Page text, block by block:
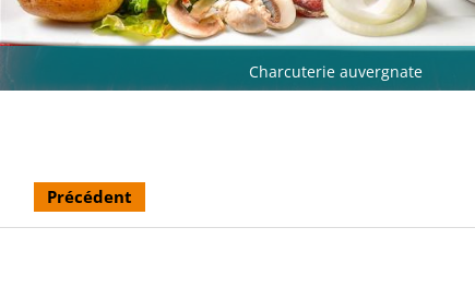
Charcuterie auvergnate
Précédent